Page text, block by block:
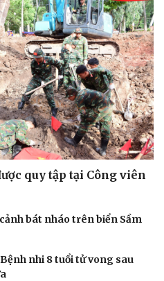
quy tập tại Công viên
bát nháo trên biển Sầm
nhi 8 tuổi tử vong sau